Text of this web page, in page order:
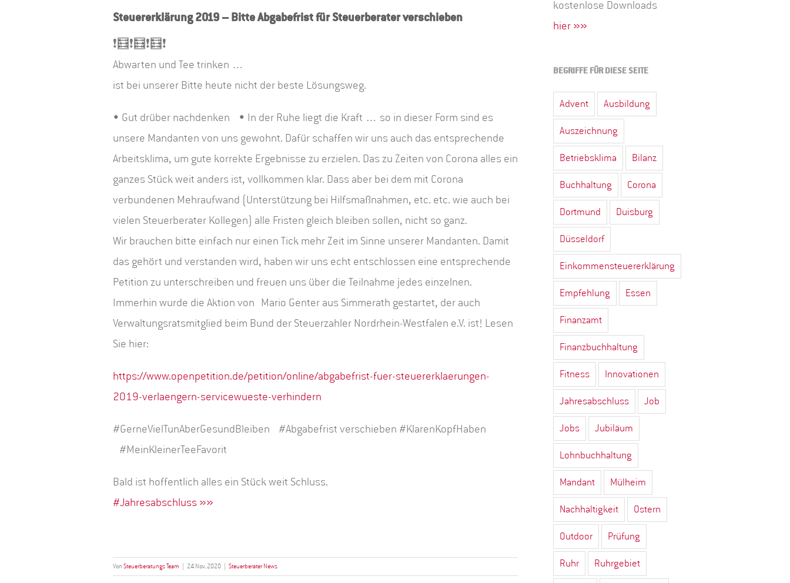
Steuererklärung 2019 – Bitte Abgabefrist für Steuerberater verschieben
❗🧮❗🧮❗🧮❗
Abwarten und Tee trinken …
ist bei unserer Bitte heute nicht der beste Lösungsweg.
• Gut drüber nachdenken • In der Ruhe liegt die Kraft … so in dieser Form sind es
unsere Mandanten von uns gewohnt. Dafür schaffen wir uns auch das entsprechende
Arbeitsklima, um gute korrekte Ergebnisse zu erzielen. Das zu Zeiten von Corona alles ein
ganzes Stück weit anders ist, vollkommen klar. Dass aber bei dem mit Corona
verbundenen Mehraufwand (Unterstützung bei Hilfsmaßnahmen, etc. etc. wie auch bei
vielen Steuerberater Kollegen) alle Fristen gleich bleiben sollen, nicht so ganz.
Wir brauchen bitte einfach nur einen Tick mehr Zeit im Sinne unserer Mandanten. Damit
das gehört und verstanden wird, haben wir uns echt entschlossen eine entsprechende
Petition zu unterschreiben und freuen uns über die Teilnahme jedes einzelnen.
Immerhin wurde die Aktion von Mario Genter aus Simmerath gestartet, der auch
Verwaltungsratsmitglied beim Bund der Steuerzahler Nordrhein-Westfalen e.V. ist! Lesen
Sie hier:
https://www.openpetition.de/petition/online/abgabefrist-fuer-steuererklaerungen-
2019-verlaengern-servicewueste-verhindern
#GerneVielTunAberGesundBleiben #Abgabefrist verschieben #KlarenKopfHaben
#MeinKleinerTeeFavorit
Bald ist hoffentlich alles ein Stück weit Schluss.
#Jahresabschluss »»
Von Steuerberatungs Team 24.Nov..2020 Steuerberater News
kostenlose Downloads
hier »»
BEGRIFFE FÜR DIESE SEITE
Advent Ausbildung
Auszeichnung
Betriebsklima Bilanz
Buchhaltung Corona
Dortmund Duisburg
Düsseldorf
Einkommensteuererklärung
Empfehlung Essen
Finanzamt
Finanzbuchhaltung
Fitness Innovationen
Jahresabschluss Job
Jobs Jubiläum
Lohnbuchhaltung
Mandant Mülheim
Nachhaltigkeit Ostern
Outdoor Prüfung
Ruhr Ruhrgebiet